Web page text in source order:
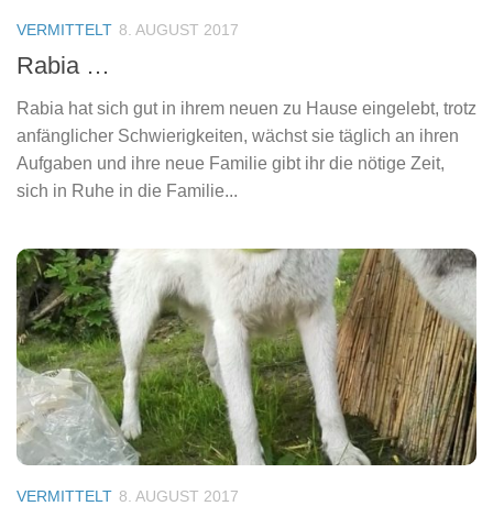
VERMITTELT 8. AUGUST 2017
Rabia …
Rabia hat sich gut in ihrem neuen zu Hause eingelebt, trotz
anfänglicher Schwierigkeiten, wächst sie täglich an ihren
Aufgaben und ihre neue Familie gibt ihr die nötige Zeit,
sich in Ruhe in die Familie...
VERMITTELT 8. AUGUST 2017